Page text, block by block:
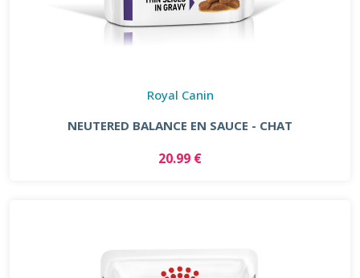
Royal Canin
NEUTERED BALANCE EN SAUCE - CHAT
20.99 €